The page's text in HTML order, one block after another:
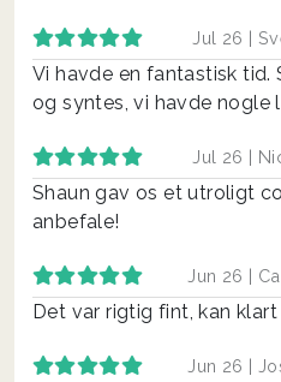
Jul 26 |
Vi havde en fantastisk tid.
og syntes, vi havde nogle
Jul 26 |
Shaun gav os et utroligt
anbefale!
Jun 26 |
Det var rigtig fint, kan
Jun 26 |